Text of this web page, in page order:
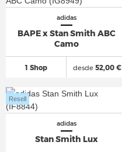
adidas
BAPE x Stan Smith ABC
Camo
1 Shop desde52,00 €
adidas
Stan Smith Lux
Resell